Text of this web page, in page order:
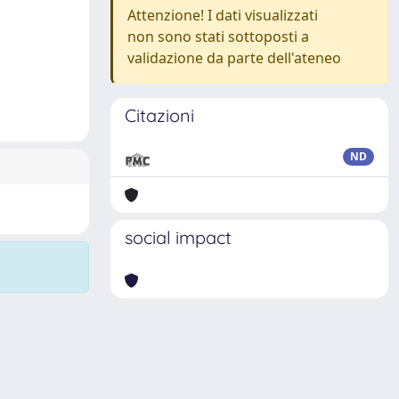
Attenzione! I dati visualizzati
non sono stati sottoposti a
validazione da parte dell'ateneo
Citazioni
ND
social impact